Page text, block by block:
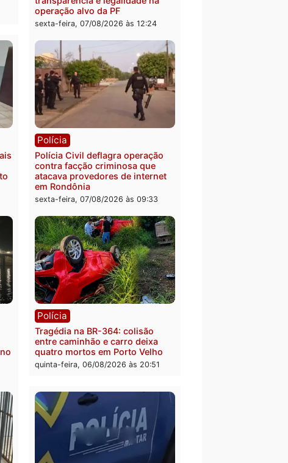
de
18:36
Polícia
2 MILHÕES – Unnesa apresenta
documentos que comprovam
transparência e legalidade na
com mais
em Porto
09:38
Polícia
Polícia Civil deflagra operação
contra facção criminosa que
em Rondônia
sexta-feira, 07/08/2026 às 09:33